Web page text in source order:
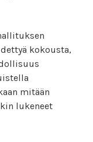
kokousta,
mitään
lukeneet